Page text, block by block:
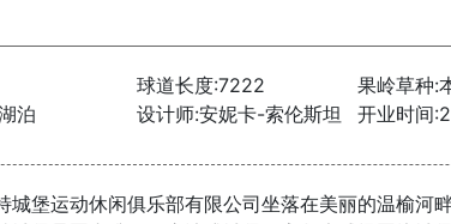
球道长度:7222 果岭草种:
泊
设计师:安妮卡-索伦斯坦 开业时间
城堡运动休闲俱乐部有限公司坐落在美丽的温榆河